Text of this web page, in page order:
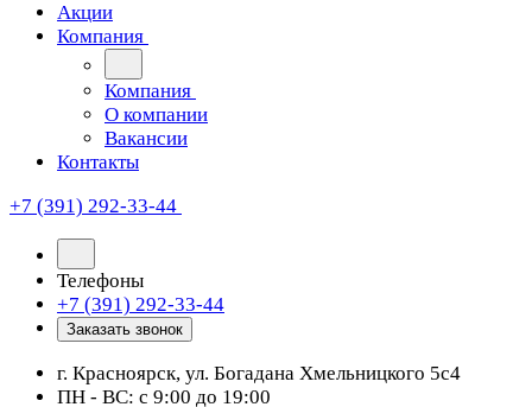
Акции
Компания
Компания
О компании
Вакансии
Контакты
+7 (391) 292-33-44
Телефоны
+7 (391) 292-33-44
Заказать звонок
г. Красноярск, ул. Богадана Хмельницкого 5с4
ПН - ВС: с 9:00 до 19:00